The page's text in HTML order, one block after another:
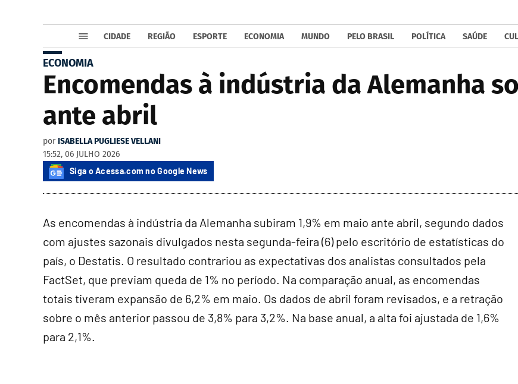
CIDADE REGIÃO ESPORTE ECONOMIA MUNDO PELO BRASIL POLÍTICA SAÚDE
ECONOMIA
Encomendas à indústria da Alemanha
ante abril
por ISABELLA PUGLIESE VELLANI
15:52, 06 JULHO 2026
Siga o Acessa.com no Google News
As encomendas à indústria da Alemanha subiram 1,9% em maio ante abril, segundo dados
com ajustes sazonais divulgados nesta segunda-feira (6) pelo escritório de estatísticas do
país, o Destatis. O resultado contrariou as expectativas dos analistas consultados pela
FactSet, que previam queda de 1% no período. Na comparação anual, as encomendas
totais tiveram expansão de 6,2% em maio. Os dados de abril foram revisados, e a retração
sobre o mês anterior passou de 3,8% para 3,2%. Na base anual, a alta foi ajustada de 1,6%
para 2,1%.